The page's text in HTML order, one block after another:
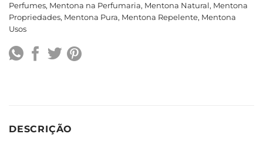
Perfumes, Mentona na Perfumaria, Mentona Natural, Mentona
Propriedades, Mentona Pura, Mentona Repelente, Mentona
Usos
DESCRIÇÃO